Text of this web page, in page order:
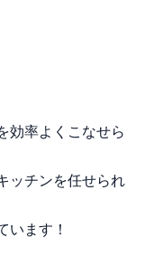
効率よくこなせら
ッチンを任せられ
います！